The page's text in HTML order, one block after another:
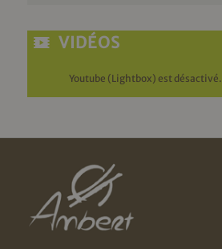
VIDÉOS
Youtube (Lightbox) est désactivé.